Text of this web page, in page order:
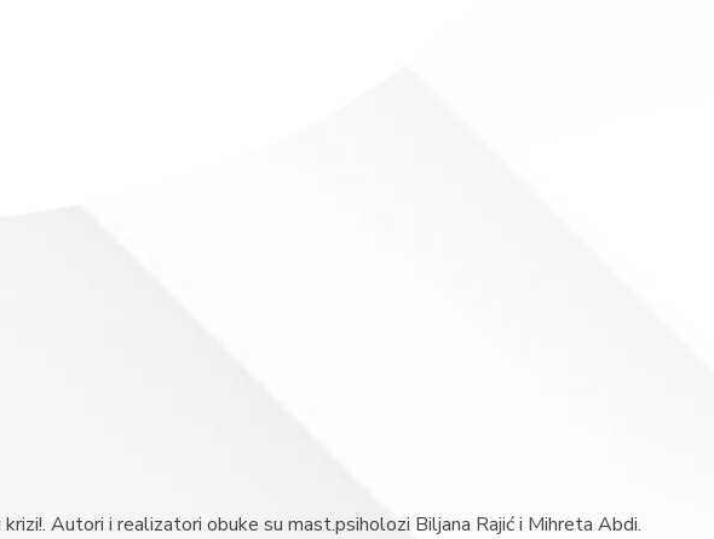
Autori i realizatori obuke su mast.psiholozi Biljana Rajić i Mihreta Abdi.